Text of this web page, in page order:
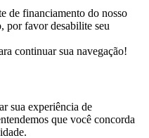
de financiamento do nosso
por favor desabilite seu
continuar sua navegação!
sua experiência de
que você concorda